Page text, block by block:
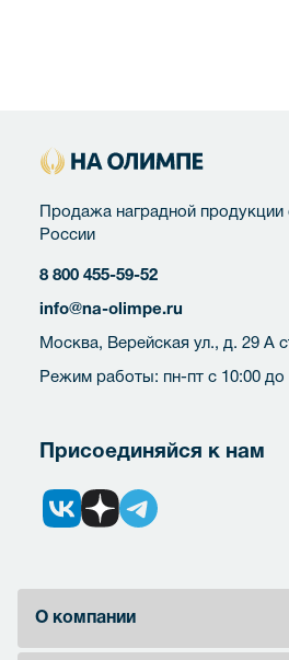
Продажа наградной продукции
России
8 800 455-59-52
info@na-olimpe.ru
Москва, Верейская ул., д. 29 А
Режим работы: пн-пт с 10:00 до
Присоединяйся к нам
О компании